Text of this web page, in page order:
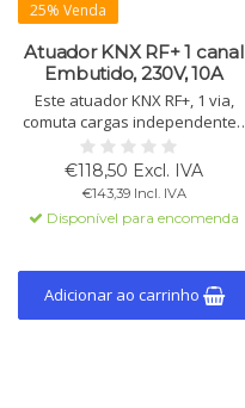
25% Venda
Atuador KNX RF+ 1 canal
Embutido, 230V, 10A
Este atuador KNX RF+, 1 via,
comuta cargas independentes
com suporte ETS5. Relés
monostáveis, função escada e
funções lógicas sem cabos de
€118,50 Excl. IVA
€143,39 Incl. IVA
Disponível para encomenda
Adicionar ao carrinho